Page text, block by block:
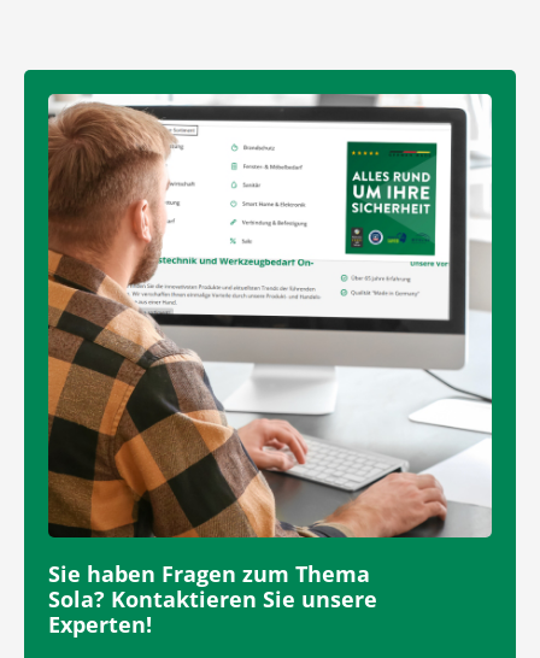
Sie haben Fragen zum Thema
Sola? Kontaktieren Sie unsere
Experten!